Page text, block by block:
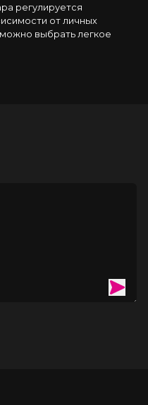
регулируется
от личных
выбрать легкое
бордовом цвете,
фурнитура.